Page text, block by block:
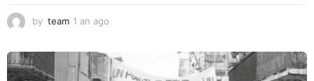
by team 1 an ago
a
g